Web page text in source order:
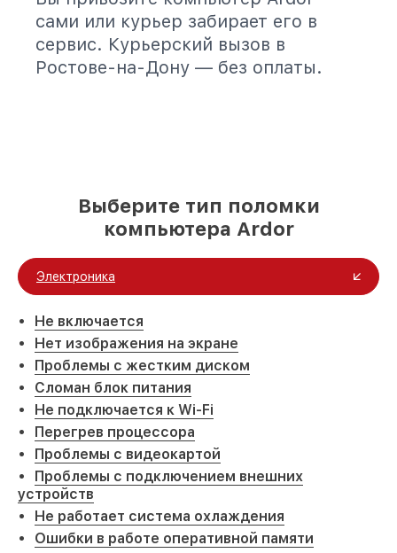
сами или курьер забирает его в
сервис. Курьерский вызов в
Ростове-на-Дону — без оплаты.
Выберите тип поломки
компьютера Ardor
Электроника
Не включается
Нет изображения на экране
Проблемы с жестким диском
Сломан блок питания
Не подключается к Wi-Fi
Перегрев процессора
Проблемы с видеокартой
Проблемы с подключением внешних
устройств
Не работает система охлаждения
Ошибки в работе оперативной памяти